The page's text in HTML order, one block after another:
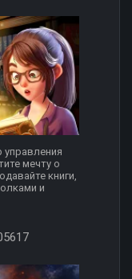
управления
мечту о
книги,
и